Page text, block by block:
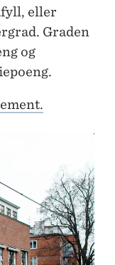
eller
Graden
og